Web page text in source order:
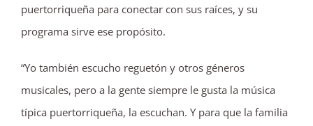
puertorriqueña para conectar con sus raíces, y su
programa sirve ese propósito.
“Yo también escucho reguetón y otros géneros
musicales, pero a la gente siempre le gusta la música
típica puertorriqueña, la escuchan. Y para que la familia